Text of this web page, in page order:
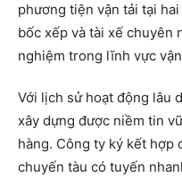
phương tiện vận tải tại
bốc xếp và tài xế chuyên
nghiệm trong lĩnh vực
Với lịch sử hoạt động lâu
xây dựng được niềm tin
hàng. Công ty ký kết hợp
chuyến tàu có tuyến